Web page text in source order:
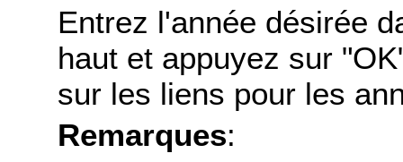
Entrez l'année désirée
haut et appuyez sur
sur les liens pour les
Remarques: